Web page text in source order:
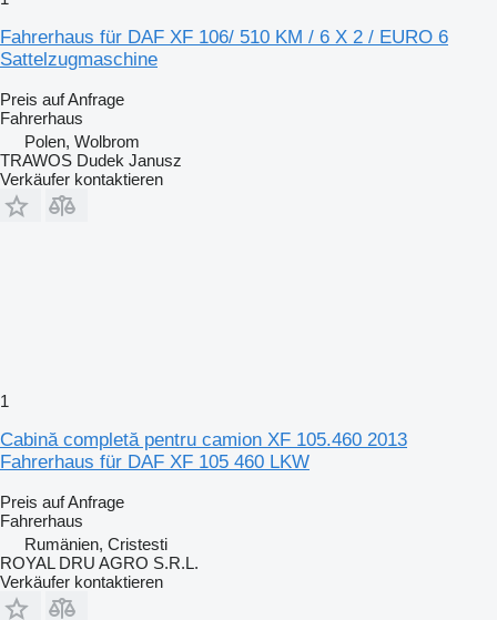
Fahrerhaus für DAF XF 106/ 510 KM / 6 X 2 / EURO 6
Sattelzugmaschine
Preis auf Anfrage
Fahrerhaus
Polen, Wolbrom
TRAWOS Dudek Janusz
Verkäufer kontaktieren
1
Cabină completă pentru camion XF 105.460 2013
Fahrerhaus für DAF XF 105 460 LKW
Preis auf Anfrage
Fahrerhaus
Rumänien, Cristesti
ROYAL DRU AGRO S.R.L.
Verkäufer kontaktieren